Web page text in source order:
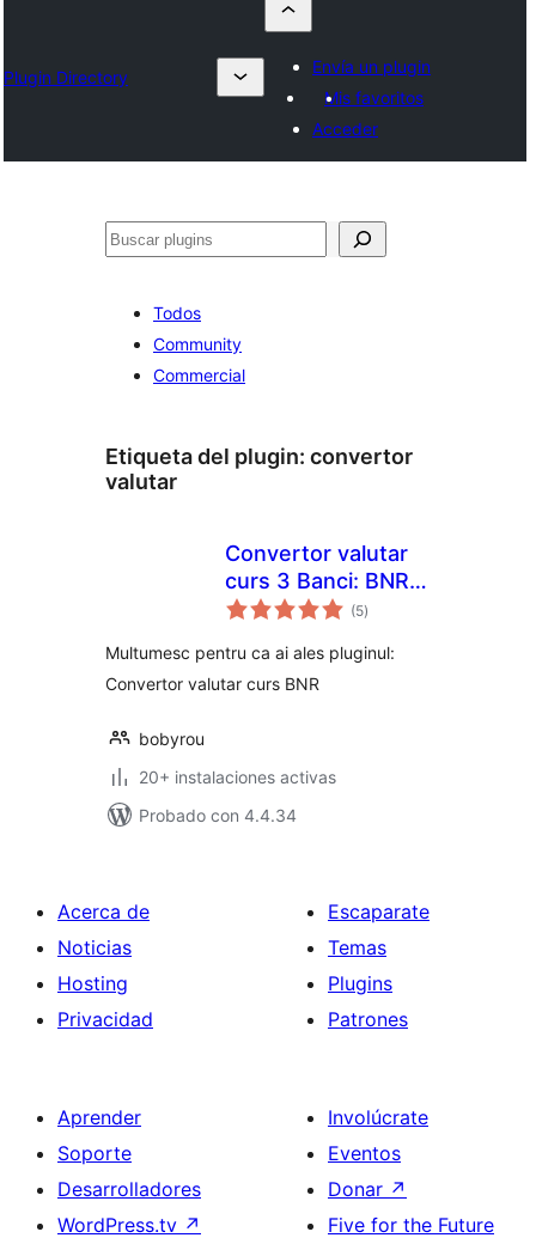
Plugin Directory
Envía un plugin
Mis favoritos
Acceder
Buscar
Todos
Community
Commercial
Etiqueta del plugin: convertor
valutar
Convertor valutar
curs 3 Banci: BNR,
BCR si BT
(5total
de
)
Multumesc pentru ca ai ales pluginul:
Convertor valutar curs BNR
bobyrou
20+ instalaciones activas
Probado con 4.4.34
Acerca de
Noticias
Hosting
Privacidad
Escaparate
Temas
Plugins
Patrones
Aprender
Soporte
Desarrolladores
WordPress.tv ↗
Involúcrate
Eventos
Donar ↗
Five for the Future